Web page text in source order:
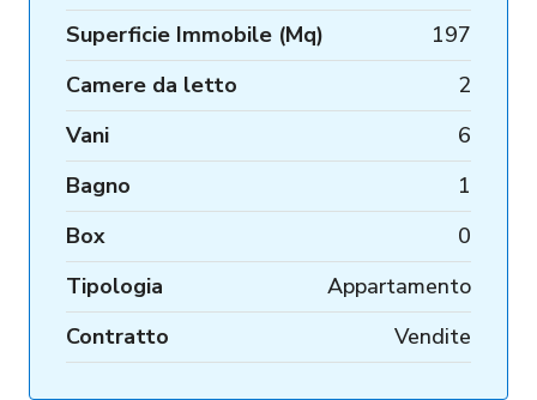
Superficie Immobile (Mq)
197
Camere da letto
2
Vani
6
Bagno
1
Box
0
Tipologia
Appartamento
Contratto
Vendite